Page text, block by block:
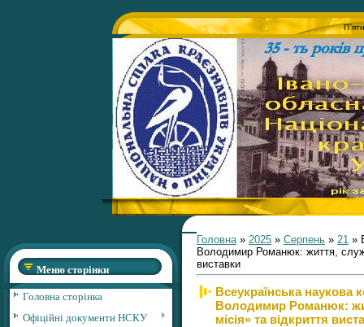
Меню сторінки
Головна сторінка
Офіційні документи НСКУ
Головна» 2025 » Серпень » 21 »
Володимир Романюк: життя,
виставки
Всеукраїнська наукова
Володимир Романюк:
місія» та відкриття